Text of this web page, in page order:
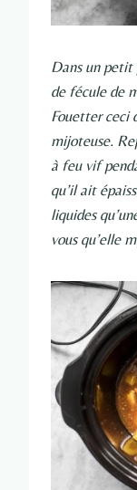
Dans un petit
de fécule de
Fouetter ceci
mijoteuse.
à feu vif
qu’il ait
liquides
vous qu’elle